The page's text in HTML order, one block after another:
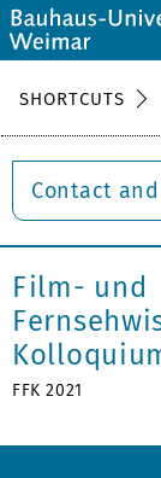
SHORTCUTS
Contact
Film- und
FFK 2021